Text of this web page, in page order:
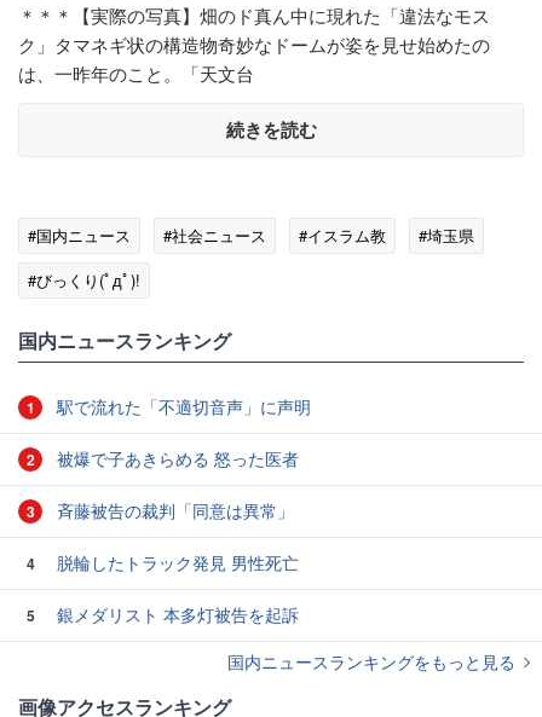
＊＊＊【実際の写真】畑のド真ん中に現れた「違法なモス
ク」タマネギ状の構造物奇妙なドームが姿を見せ始めたの
は、一昨年のこと。「天文台
続きを読む
#国内ニュース #社会ニュース #イスラム教
#埼玉県
#びっくり(ﾟдﾟ)!
国内ニュースランキング
1 駅で流れた「不適切音声」に声明
2 被爆で子あきらめる 怒った医者
3 斉藤被告の裁判「同意は異常」
4 脱輪したトラック発見 男性死亡
5
銀メダリスト 本多灯被告を起訴
国内ニュースランキングをもっと見る
画像アクセスランキング